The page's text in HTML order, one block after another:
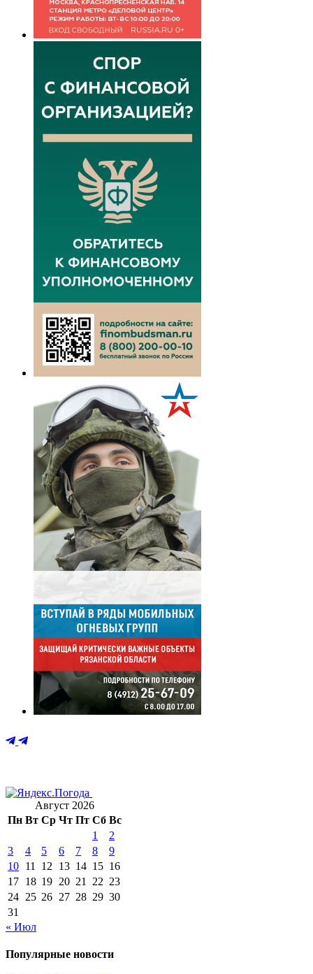
Август 2026
Пн Вт Ср Чт Пт Сб Вс
1
2
3
4 5 6 7 8
9
10 11 12 13 14 15 16
17 18 19 20 21 22 23
24 25 26 27 28 29 30
31
« Июл
Популярные новости